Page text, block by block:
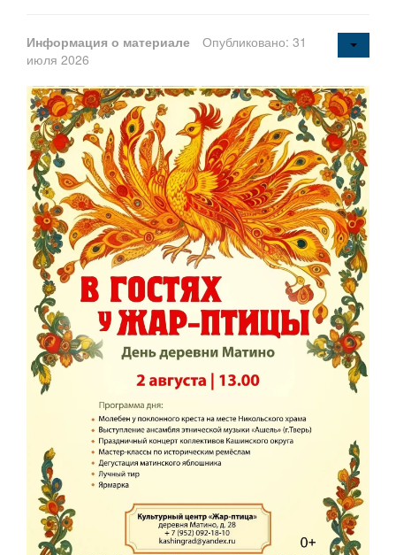
Информация о материале
Опубликовано: 31
июля 2026